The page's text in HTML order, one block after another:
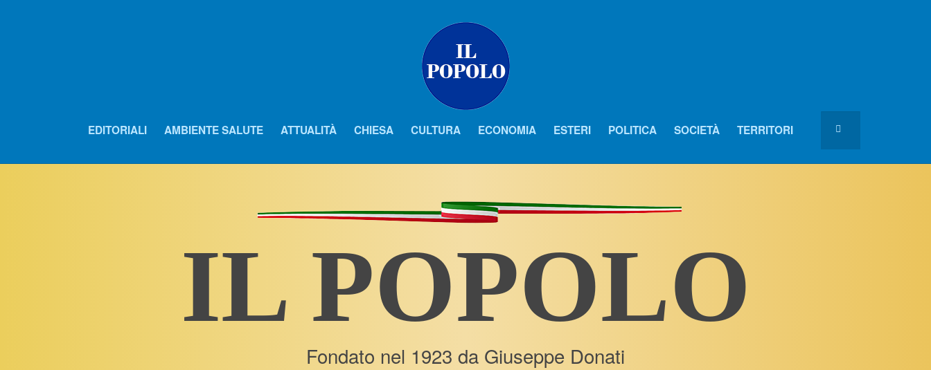
EDITORIALI AMBIENTE SALUTE ATTUALITÀ CHIESA CULTURA ECONOMIA ESTERI POLITICA SOCIETÀ TERRITORI
IL POPOLO
Fondato nel 1923 da Giuseppe Donati